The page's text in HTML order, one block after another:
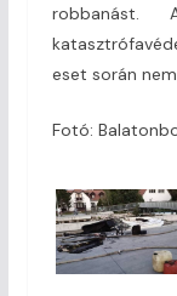
robbanást.
eset során
Fotó: